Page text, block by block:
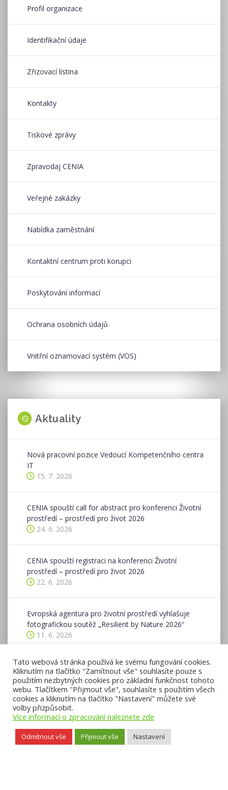
Profil organizace
Identifikační údaje
Zřizovací listina
Kontakty
Tiskové zprávy
Zpravodaj CENIA
Veřejné zakázky
Nabídka zaměstnání
Kontaktní centrum proti korupci
Poskytování informací
Ochrana osobních údajů
Vnitřní oznamovací systém (VOS)
Aktuality
Nová pracovní pozice Vedoucí Kompetenčního centra
IT
15. 7. 2026
CENIA spouští call for abstract pro konferenci Životní
prostředí – prostředí pro život 2026
24. 6. 2026
CENIA spouští registraci na konferenci Životní
prostředí – prostředí pro život 2026
22. 6. 2026
Evropská agentura pro životní prostředí vyhlašuje
fotografickou soutěž „Resilient by Nature 2026“
11. 6. 2026
Ohlédnutí se za ukončeným ohlašovacím obdobím v
ISPOP v roce 2026
8. 6. 2026
Tato webová stránka používá ke svému fungování cookies.
Kliknutím na tlačítko "Zamítnout vše" souhlasíte pouze s
použitím nezbytných cookies pro základní funkčnost tohoto
webu. Tlačítkem "Přijmout vše", souhlasíte s použitím všech
cookies a kliknutím na tlačítko "Nastavení" můžete své
volby přizpůsobit.
Více informací o zpracování naleznete zde
Odmítnout vše Přijmout vše Nastavení